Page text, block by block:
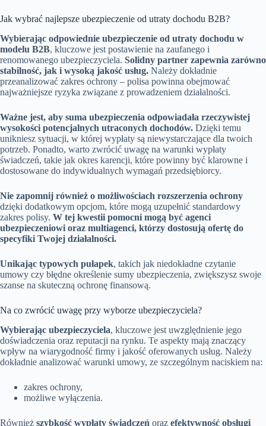
Jak wybrać najlepsze ubezpieczenie od utraty dochodu B2B?
Wybierając odpowiednie ubezpieczenie od utraty dochodu w
modelu B2B, kluczowe jest postawienie na zaufanego i
renomowanego ubezpieczyciela. Solidny partner zapewnia zarówno
stabilność, jak i wysoką jakość usług. Należy dokładnie
przeanalizować zakres ochrony – polisa powinna obejmować
najważniejsze ryzyka związane z prowadzeniem działalności.
Ważne jest, aby suma ubezpieczenia odpowiadała rzeczywistej
wysokości potencjalnych utraconych dochodów. Dzięki temu
unikniesz sytuacji, w której wypłaty są niewystarczające dla twoich
potrzeb. Ponadto, warto zwrócić uwagę na warunki wypłaty
świadczeń, takie jak okres karencji, które powinny być klarowne i
dostosowane do indywidualnych wymagań przedsiębiorcy.
Nie zapomnij również o możliwościach rozszerzenia ochrony
dzięki dodatkowym opcjom, które mogą uzupełnić standardowy
zakres polisy. W tej kwestii pomocni mogą być agenci
ubezpieczeniowi oraz multiagenci, którzy dostosują ofertę do
specyfiki Twojej działalności.
Unikając typowych pułapek, takich jak niedokładne czytanie
umowy czy błędne określenie sumy ubezpieczenia, zwiększysz swoje
szanse na skuteczną ochronę finansową.
Na co zwrócić uwagę przy wyborze ubezpieczyciela?
Wybierając ubezpieczyciela, kluczowe jest uwzględnienie jego
doświadczenia oraz reputacji na rynku. Te aspekty mają znaczący
wpływ na wiarygodność firmy i jakość oferowanych usług. Należy
dokładnie analizować warunki umowy, ze szczególnym naciskiem na:
zakres ochrony,
możliwe wyłączenia.
Również szybkość wypłaty świadczeń oraz efektywność obsługi